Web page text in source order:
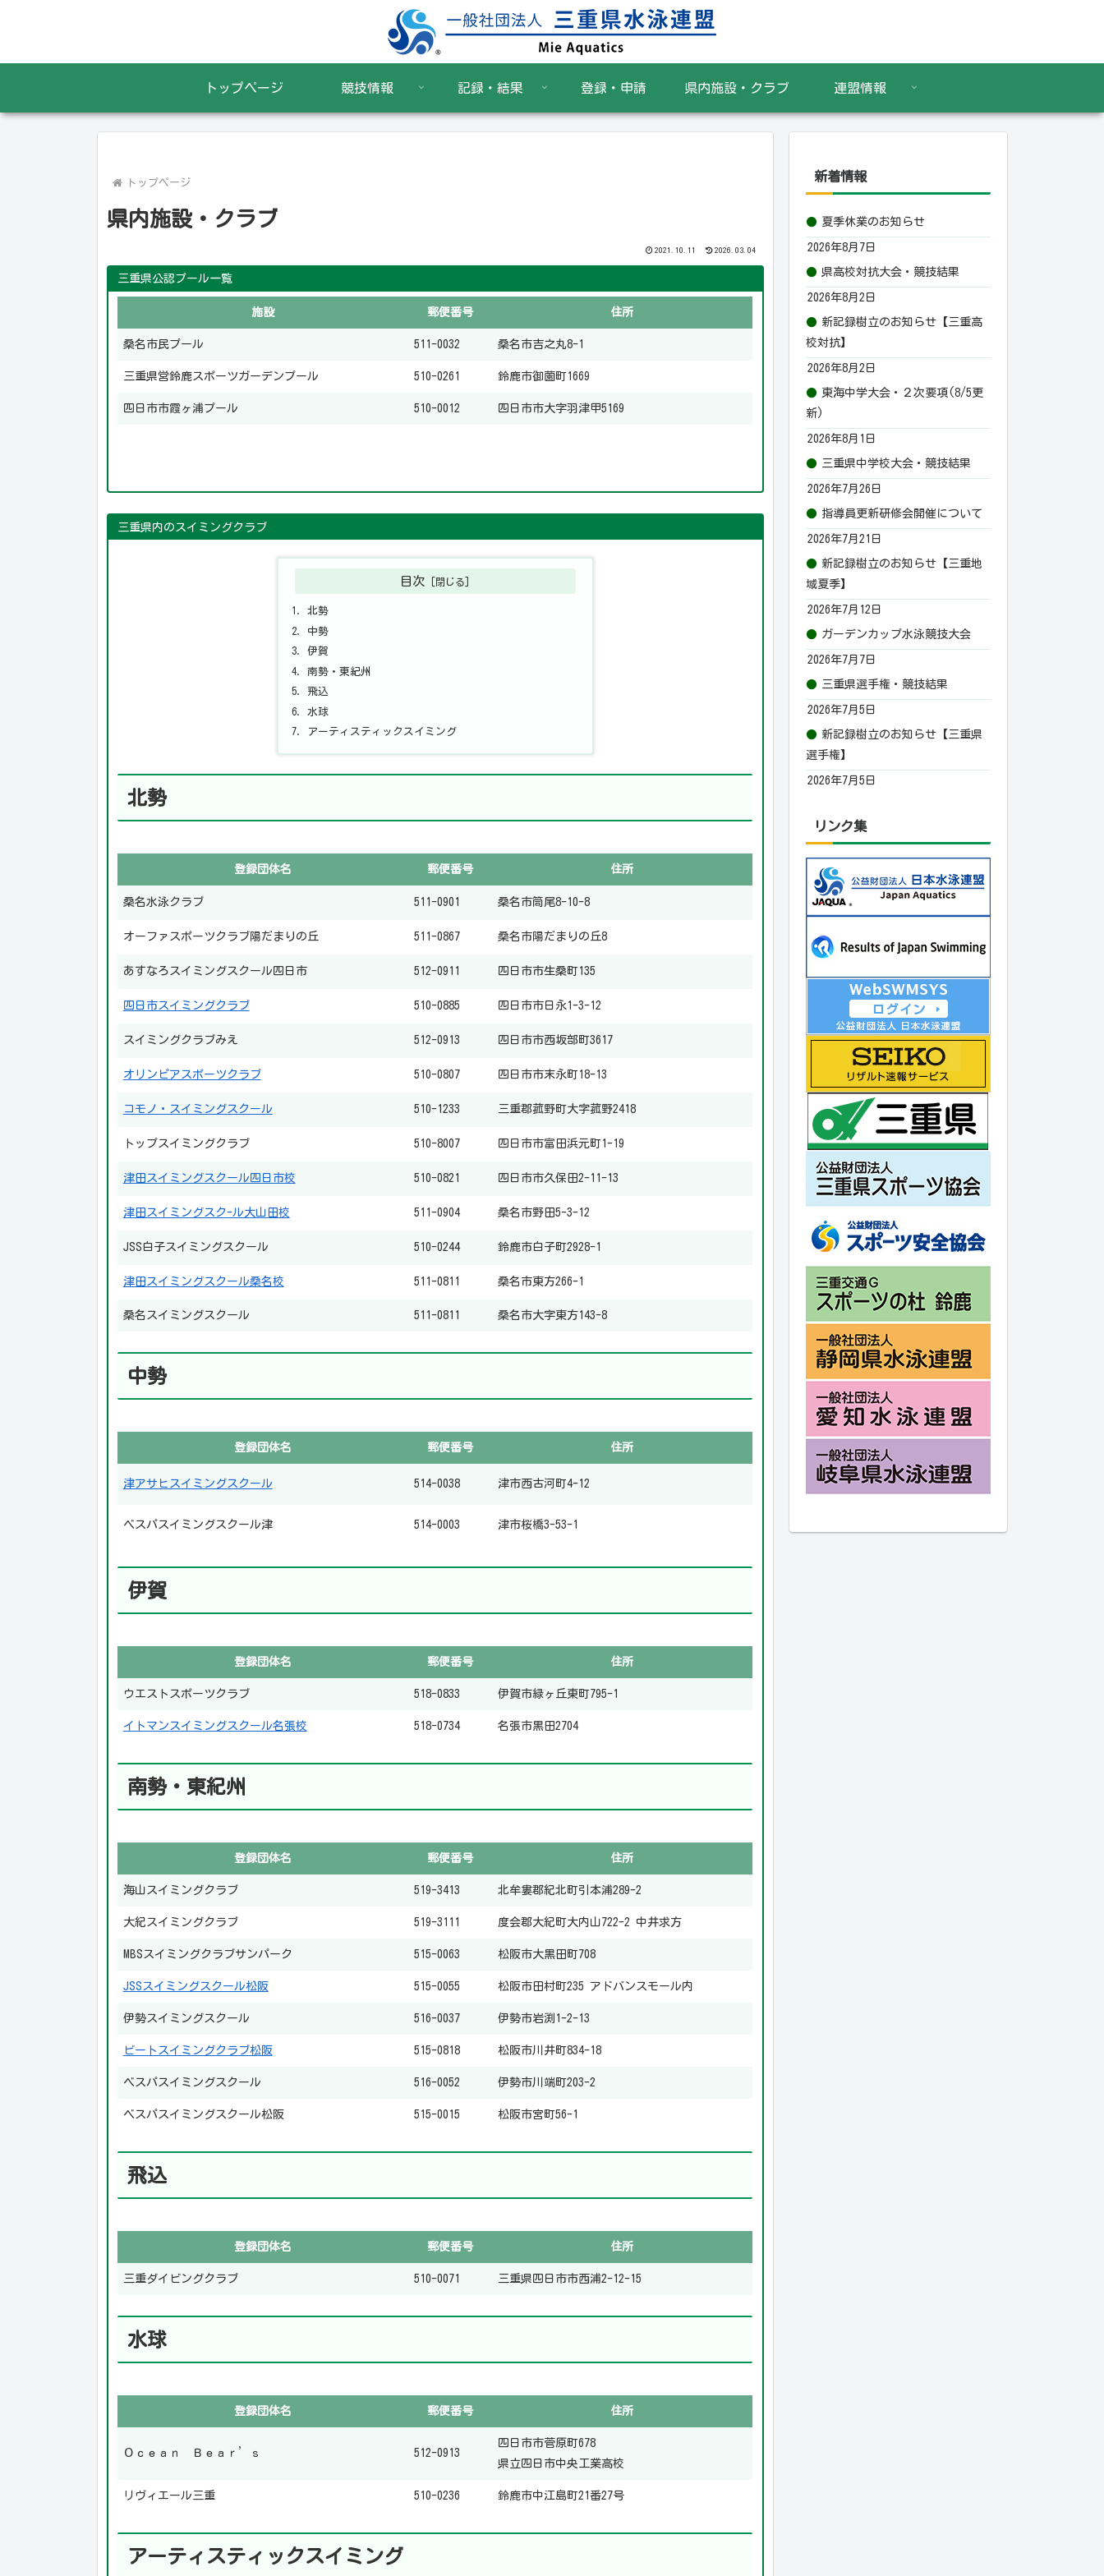
トップページ 競技情報 記録・結果 登録・申請 県内施設・クラブ 連盟情報
トップページ
県内施設・クラブ
2021.10.11 2026.03.04
三重県公認プール一覧
施設 郵便番号 住所
桑名市民プール 511-0032 桑名市吉之丸8-1
三重県営鈴鹿スポーツガーデンプール 510-0261 鈴鹿市御薗町1669
四日市市霞ヶ浦プール 510-0012 四日市市大字羽津甲5169
三重県内のスイミングクラブ
目次
北勢
中勢
伊賀
南勢・東紀州
飛込
水球
アーティスティックスイミング
北勢
登録団体名 郵便番号 住所
桑名水泳クラブ 511-0901 桑名市筒尾8-10-8
オーファスポーツクラブ陽だまりの丘 511-0867 桑名市陽だまりの丘8
あすなろスイミングスクール四日市 512-0911 四日市市生桑町135
四日市スイミングクラブ 510-0885 四日市市日永1-3-12
スイミングクラブみえ 512-0913 四日市市西坂部町3617
オリンピアスポーツクラブ 510-0807 四日市市末永町18-13
コモノ・スイミングスクール 510-1233 三重郡菰野町大字菰野2418
トップスイミングクラブ 510-8007 四日市市富田浜元町1-19
津田スイミングスクール四日市校 510-0821 四日市市久保田2-11-13
津田スイミングスク-ル大山田校 511-0904 桑名市野田5-3-12
JSS白子スイミングスクール 510-0244 鈴鹿市白子町2928-1
津田スイミングスクール桑名校 511-0811 桑名市東方266-1
桑名スイミングスクール 511-0811 桑名市大字東方143-8
中勢
登録団体名 郵便番号 住所
津アサヒスイミングスクール 514-0038 津市西古河町4-12
ベスパスイミングスクール津 514-0003 津市桜橋3-53-1
伊賀
登録団体名 郵便番号 住所
ウエストスポーツクラブ 518-0833 伊賀市緑ヶ丘東町795-1
イトマンスイミングスクール名張校 518-0734 名張市黒田2704
南勢・東紀州
登録団体名 郵便番号 住所
海山スイミングクラブ 519-3413 北牟婁郡紀北町引本浦289-2
大紀スイミングクラブ 519-3111 度会郡大紀町大内山722-2 中井求方
MBSスイミングクラブサンパーク 515-0063 松阪市大黒田町708
JSSスイミングスクール松阪 515-0055 松阪市田村町235 アドバンスモール内
伊勢スイミングスクール 516-0037 伊勢市岩渕1-2-13
ビートスイミングクラブ松阪 515-0818 松阪市川井町834-18
ベスパスイミングスクール 516-0052 伊勢市川端町203-2
ベスパスイミングスクール松阪 515-0015 松阪市宮町56-1
飛込
登録団体名 郵便番号 住所
三重ダイビングクラブ 510-0071 三重県四日市市西浦2-12-15
水球
登録団体名 郵便番号 住所
Ｏｃｅａｎ Ｂｅａｒ’ｓ 512-0913
四日市市菅原町678
県立四日市中央工業高校
リヴィエール三重 510-0236 鈴鹿市中江島町21番27号
アーティスティックスイミング
新着情報
夏季休業のお知らせ
2026年8月7日
県高校対抗大会・競技結果
2026年8月2日
新記録樹立のお知らせ【三重高
校対抗】
2026年8月2日
東海中学大会・２次要項(8/5更
新)
2026年8月1日
三重県中学校大会・競技結果
2026年7月26日
指導員更新研修会開催について
2026年7月21日
新記録樹立のお知らせ【三重地
域夏季】
2026年7月12日
ガーデンカップ水泳競技大会
2026年7月7日
三重県選手権・競技結果
2026年7月5日
新記録樹立のお知らせ【三重県
選手権】
2026年7月5日
リンク集